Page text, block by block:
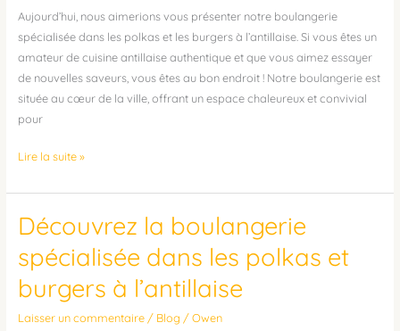
Aujourd’hui, nous aimerions vous présenter notre boulangerie
spécialisée dans les polkas et les burgers à l’antillaise. Si vous êtes un
amateur de cuisine antillaise authentique et que vous aimez essayer
de nouvelles saveurs, vous êtes au bon endroit ! Notre boulangerie est
située au cœur de la ville, offrant un espace chaleureux et convivial
pour
polkas
et
burgers
à
l’antillaise
Lire la suite »
Découvrez la boulangerie
spécialisée dans les polkas et
burgers à l’antillaise
Laisser un commentaire / Blog /Owen
Découvrez
boulangerie
spécialisée
dans
les